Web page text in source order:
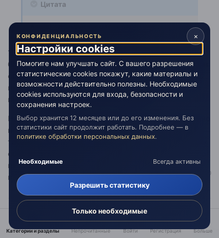
Цитата
1) Вы думаете, что чем больше будет вещей, то тем
больше ваша карта будет похожа на реальный мир, и
спотыкаясь о табуретки, вы со временем научитесь
их обходить, и найдете универсальный правильный
путь: "там где ни у кого нет табуреток"?
Но я пытался сказать совсем о другом, я совершенно
не против, чтобы вы у себя на кухне, ставили чужие
табуретки, я пытаюсь вам сказать, что вы ставите их
совсем в других местах, поэтому поиск правильного
пути, превращается в хождение по лабиринту,
выстроенному вашим же мозгом.
Путь ведет в никуда. Главное - не сбиться.
Категории и разделы Непрочитанные Войти Регистрация Больше
×
КОНФИДЕНЦИАЛЬНОСТЬ
Настройки cookies
Помогите нам улучшать сайт. С вашего разрешения
статистические cookies покажут, какие материалы и
возможности действительно полезны. Необходимые
cookies используются для входа, безопасности и
сохранения настроек.
Выбор хранится 12 месяцев или до его изменения. Без
статистики сайт продолжит работать. Подробнее — в
политике обработки персональных данных.
Необходимые Всегда активны
Разрешить статистику
Только необходимые